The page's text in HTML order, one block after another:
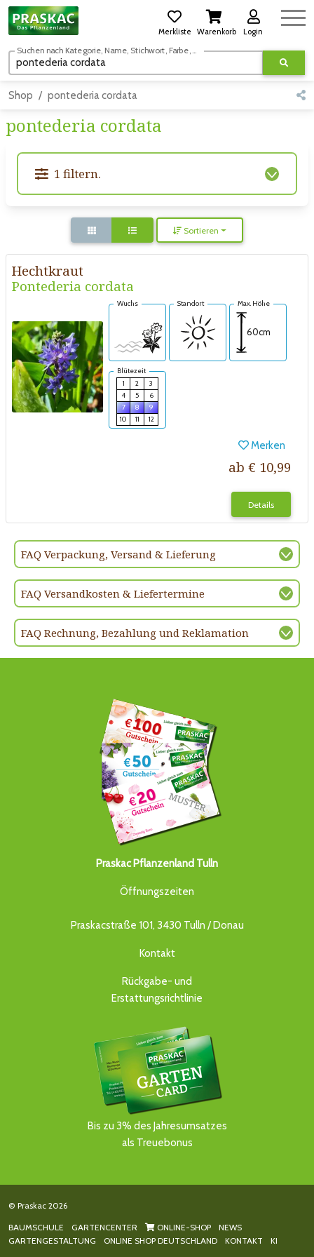
Merkliste Warenkorb Login
Suchen nach Kategorie, Name, Stichwort, Farbe, usw.
Shop pontederia cordata
pontederia cordata
1 filtern.
Sortieren
Hechtkraut
Pontederia cordata
Wuchs Standort Max. Höhe
60cm
Blütezeit
1
2
3
4
5
6
7
8
9
10
11 12
Merken
ab € 10,99
Details
FAQ Verpackung, Versand & Lieferung
FAQ Versandkosten & Liefertermine
FAQ Rechnung, Bezahlung und Reklamation
Praskac Pflanzenland Tulln
Öffnungszeiten
Praskacstraße 101, 3430 Tulln / Donau
Kontakt
Rückgabe- und
Erstattungsrichtlinie
Bis zu 3% des Jahresumsatzes
als Treuebonus
© Praskac 2026
BAUMSCHULE GARTENCENTER ONLINE-SHOP
NEWS
GARTENGESTALTUNG
ONLINE SHOP DEUTSCHLAND KONTAKT KI